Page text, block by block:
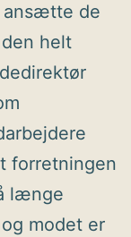
ansætte de
helt
forretningen
længe
modet er